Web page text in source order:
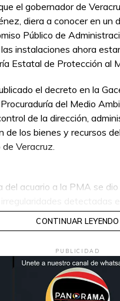
el gobernador de
diera a conocer en un
Público de
las instalaciones ahora
Estatal de Protección al
el decreto en la
del Medio
de la dirección,
de los bienes y recursos
Veracruz.
del acuario a la PMA se
Cuitláhuac García
del cuerpo de manera
con una investigación en la
estatal demandó una
CONTINUAR LEYENDO
PUBLICIDAD